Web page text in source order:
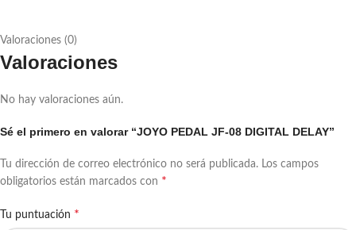
Valoraciones (0)
Valoraciones
No hay valoraciones aún.
Sé el primero en valorar “JOYO PEDAL JF-08 DIGITAL DELAY”
Tu dirección de correo electrónico no será publicada. Los campos
obligatorios están marcados con *
Tu puntuación *